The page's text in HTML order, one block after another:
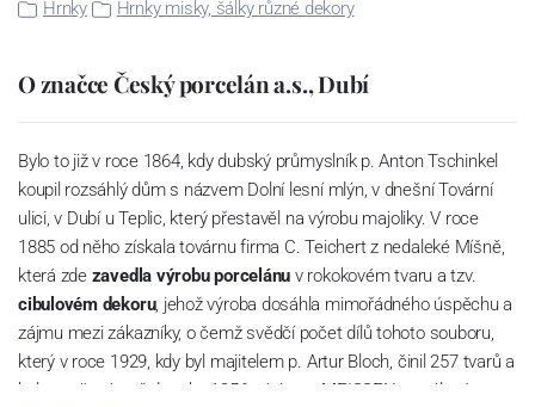
Hrnky Hrnky misky, šálky různé dekory
O značce Český porcelán a.s., Dubí
Bylo to již v roce 1864, kdy dubský průmyslník p. Anton Tschinkel
koupil rozsáhlý dům s názvem Dolní lesní mlýn, v dnešní Tovární
ulici, v Dubí u Teplic, který přestavěl na výrobu majoliky. V roce
1885 od něho získala továrnu firma C. Teichert z nedaleké Míšně,
která zdezavedla výrobu porcelánu v rokokovém tvaru a tzv.
cibulovém dekoru, jehož výroba dosáhla mimořádného úspěchu a
zájmu mezi zákazníky, o čemž svědčí počet dílů tohoto souboru,
který v roce 1929, kdy byl majitelem p. Artur Bloch, činil 257 tvarů a
byl označován až do roku 1956 nápisem MEISSEN v oválovém